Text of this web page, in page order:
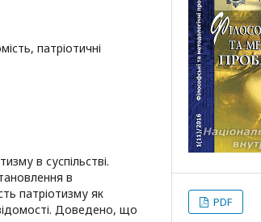
патріотичні
в суспільстві.
в
патріотизму як
Доведено, що
PDF